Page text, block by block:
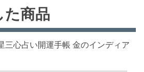
た商品
三心占い開運手帳 金のインディア